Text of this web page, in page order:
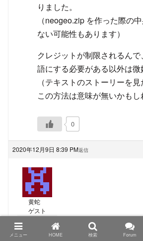
りました。
（neogeo.zip を作った際の
ない可能性もあります）
クレジットが制限されるん
語にする必要がある以外は微
（テキストのストーリーを見
この方法は意味が無いかもし
0
2020年12月9日 8:39 PM返信
黄蛇
ゲスト
TRIMUI Model S、PowKiddyさん名
メニュー HOME 検索 Forum